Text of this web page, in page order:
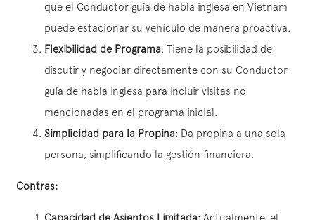
que el Conductor guía de habla inglesa en Vietnam
puede estacionar su vehículo de manera proactiva.
Flexibilidad de Programa: Tiene la posibilidad de
discutir y negociar directamente con su Conductor
guía de habla inglesa para incluir visitas no
mencionadas en el programa inicial.
Simplicidad para la Propina: Da propina a una sola
persona, simplificando la gestión financiera.
Contras:
Capacidad de Asientos Limitada: Actualmente, el